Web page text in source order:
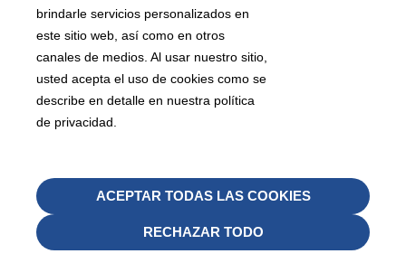
07
Footer
Legals
沪 ICP 备 18006817 号 沪公网安备31010602007716号
Sitemap Términos y Condiciones
08
Footer
brindarle servicios personalizados en
este sitio web, así como en otros
canales de medios. Al usar nuestro sitio,
usted acepta el uso de cookies como se
describe en detalle en nuestra política
de privacidad.
ACEPTAR TODAS LAS COOKIES
Retirar
RECHAZAR TODO